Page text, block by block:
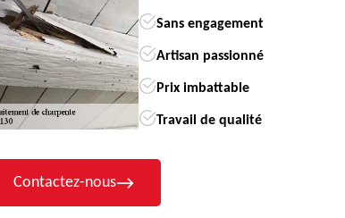
Sans engagement
Artisan passionné
Prix imbattable
Travail de qualité
Contactez-nous